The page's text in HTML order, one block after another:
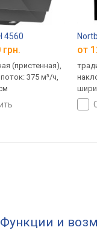
4560
(пристенная),
375 м³/ч,
от
Функции и